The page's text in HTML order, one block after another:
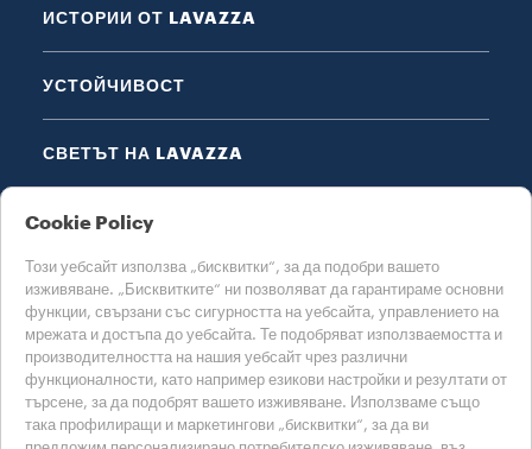
ИСТОРИИ ОТ LAVAZZA
УСТОЙЧИВОСТ
СВЕТЪТ НА LAVAZZA
ПОМОЩ
ИЗБЕРЕТЕ СВОЯТА СТРАНА
БЪЛГАРИЯ
Cookie Policy
Този уебсайт използва „бисквитки“, за да подобри вашето
изживяване. „Бисквитките“ ни позволяват да гарантираме основни
функции, свързани със сигурността на уебсайта, управлението на
мрежата и достъпа до уебсайта. Те подобряват използваемостта и
производителността на нашия уебсайт чрез различни
функционалности, като например езикови настройки и резултати от
търсене, за да подобрят вашето изживяване. Използваме също
така профилиращи и маркетингови „бисквитки“, за да ви